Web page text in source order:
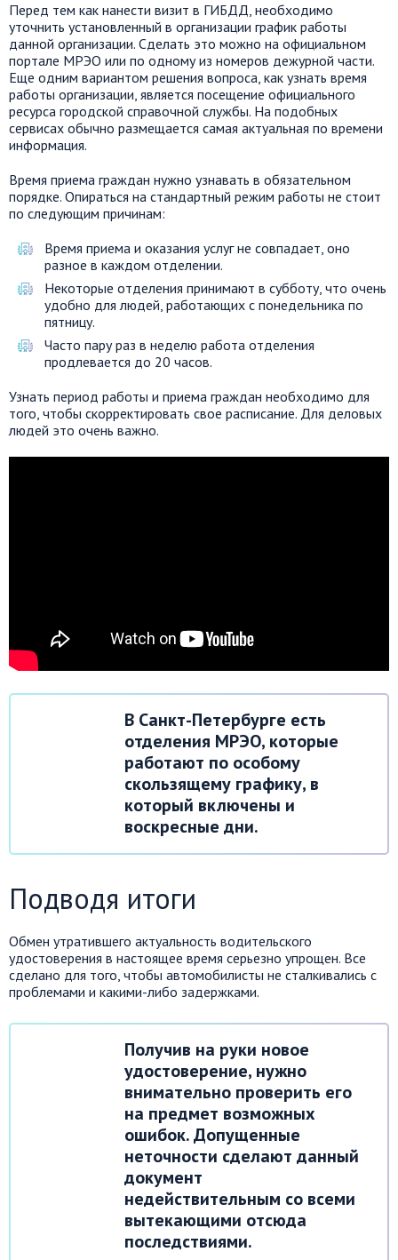
Перед тем как нанести визит в ГИБДД, необходимо
уточнить установленный в организации график работы
данной организации. Сделать это можно на официальном
портале МРЭО или по одному из номеров дежурной части.
Еще одним вариантом решения вопроса, как узнать время
работы организации, является посещение официального
ресурса городской справочной службы. На подобных
сервисах обычно размещается самая актуальная по времени
информация.
Время приема граждан нужно узнавать в обязательном
порядке. Опираться на стандартный режим работы не стоит
по следующим причинам:
Время приема и оказания услуг не совпадает, оно
разное в каждом отделении.
Некоторые отделения принимают в субботу, что очень
удобно для людей, работающих с понедельника по
пятницу.
Часто пару раз в неделю работа отделения
продлевается до 20 часов.
Узнать период работы и приема граждан необходимо для
того, чтобы скорректировать свое расписание. Для деловых
людей это очень важно.
В Санкт-Петербурге есть
отделения МРЭО, которые
работают по особому
скользящему графику, в
который включены и
воскресные дни.
Подводя итоги
Обмен утратившего актуальность водительского
удостоверения в настоящее время серьезно упрощен. Все
сделано для того, чтобы автомобилисты не сталкивались с
проблемами и какими-либо задержками.
Получив на руки новое
удостоверение, нужно
внимательно проверить его
на предмет возможных
ошибок. Допущенные
неточности сделают данный
документ
недействительным со всеми
вытекающими отсюда
последствиями.